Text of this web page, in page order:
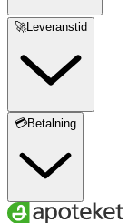
🚀Leveranstid
💳Betalning